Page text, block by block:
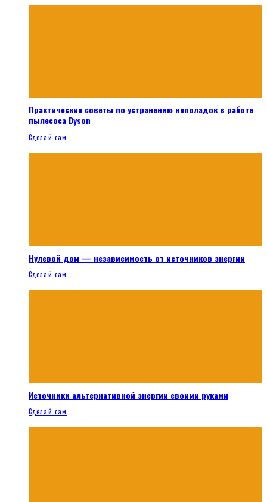
Практические советы по устранению неполадок в работе
пылесоса Dyson
Сделай сам
Нулевой дом — независимость от источников энергии
Сделай сам
Источники альтернативной энергии своими руками
Сделай сам